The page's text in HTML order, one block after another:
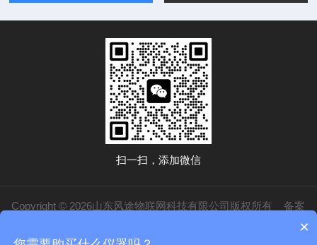
扫一扫，添加微信
Copyright © 2026山东风途物联网科技有限公司版权所有 备案
技术支持：化工仪器网
×